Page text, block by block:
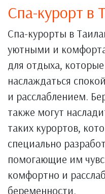
Спа-курорт в
Спа-курорты в
уютными и
для отдыха,
наслаждаться
и расслаблением.
также могут
таких курортов,
специально
помогающие им
комфортно и
беременности.